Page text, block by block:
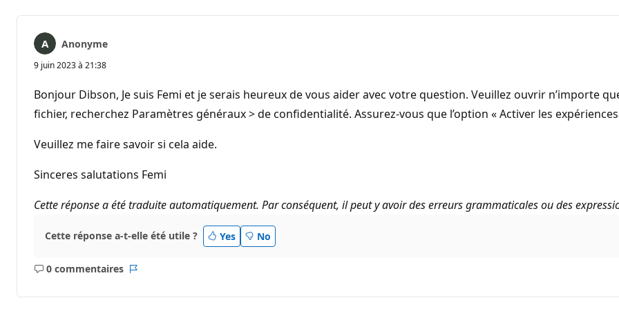
Anonyme
9 juin 2023 à 21:38
Bonjour Dibson, Je suis Femi et je serais heureux de vous aider avec votre question. Veuillez ouvrir n’importe
fichier, recherchez Paramètres généraux > de confidentialité. Assurez-vous que l’option « Activer les
Veuillez me faire savoir si cela aide.
Sinceres salutations Femi
Cette réponse a été traduite automatiquement. Par conséquent, il peut y avoir des erreurs grammaticales ou des
Cette réponse a-t-elle été utile ? Yes No
0 commentaires
Aucun